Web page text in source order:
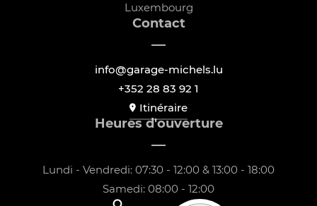
Luxembourg
Contact
info@garage-michels.lu
+352 28 83 92 1
Itinéraire
Heures d'ouverture
Lundi - Vendredi: 07:30 - 12:00 & 13:00 - 18:00
Samedi: 08:00 - 12:00